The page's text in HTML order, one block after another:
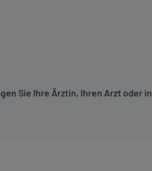
Sie Ihre Ärztin, Ihren Arzt oder in